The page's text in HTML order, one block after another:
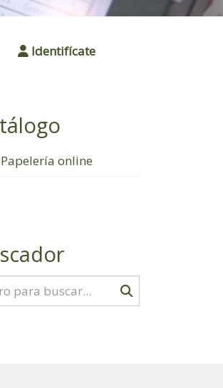
Identifícate
Papelería online